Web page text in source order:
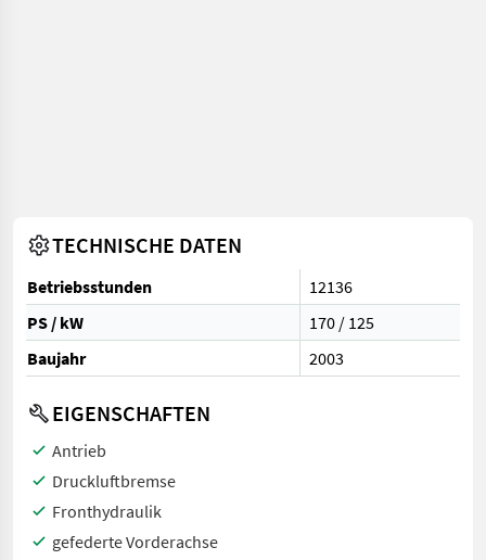
TECHNISCHE DATEN
Betriebsstunden
12136
PS / kW
170 / 125
Baujahr
2003
EIGENSCHAFTEN
Antrieb
Druckluftbremse
Fronthydraulik
gefederte Vorderachse